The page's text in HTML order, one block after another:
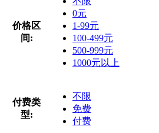
价格区
间:
0元
1-99元
100-499元
500-999元
1000元以上
付费类
型:
不限
免费
付费